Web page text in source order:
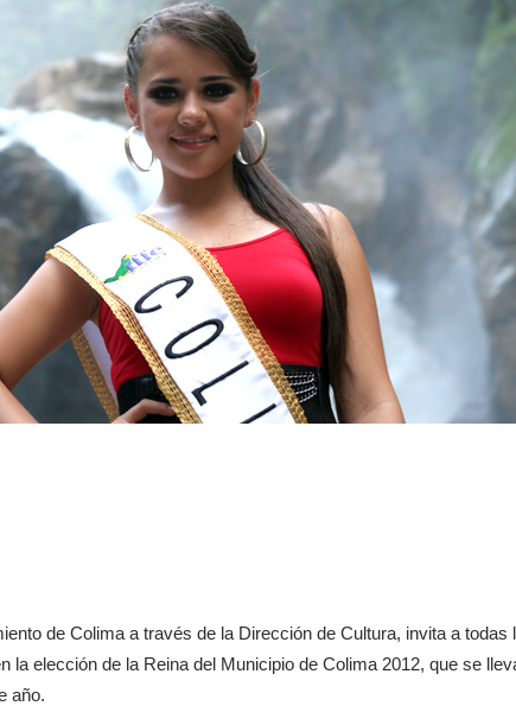
de Colima a través de la Dirección de Cultura, invita a
la elección de la Reina del Municipio de Colima 2012, que se
año.